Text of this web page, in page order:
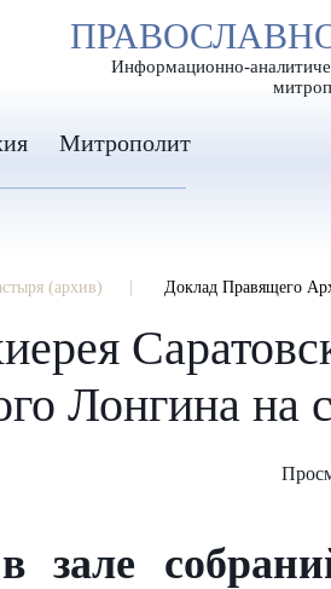
ШРИФТА А А А
Информационно-
Митрополит
(архив) Доклад Правящего
Лонгина
зале